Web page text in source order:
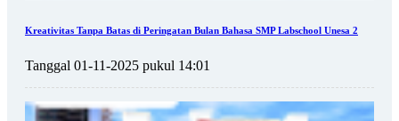
Kreativitas Tanpa Batas di Peringatan Bulan Bahasa SMP Labschool Unesa 2
Tanggal 01-11-2025 pukul 14:01